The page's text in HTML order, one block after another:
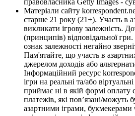
Матеріали сайту
старше 21 року (21+). Участь в
викликати ігрову залежність.
(принципів) відповідальної
ознак залежності негайно
Пам'ятайте, що участь в
джерелом доходів або
Інформаційний ресурс
ігри на реальні та/або
приймає ні в якій формі оплату
платежів, які пов’язані/можуть
азартними іграми, букмекерами